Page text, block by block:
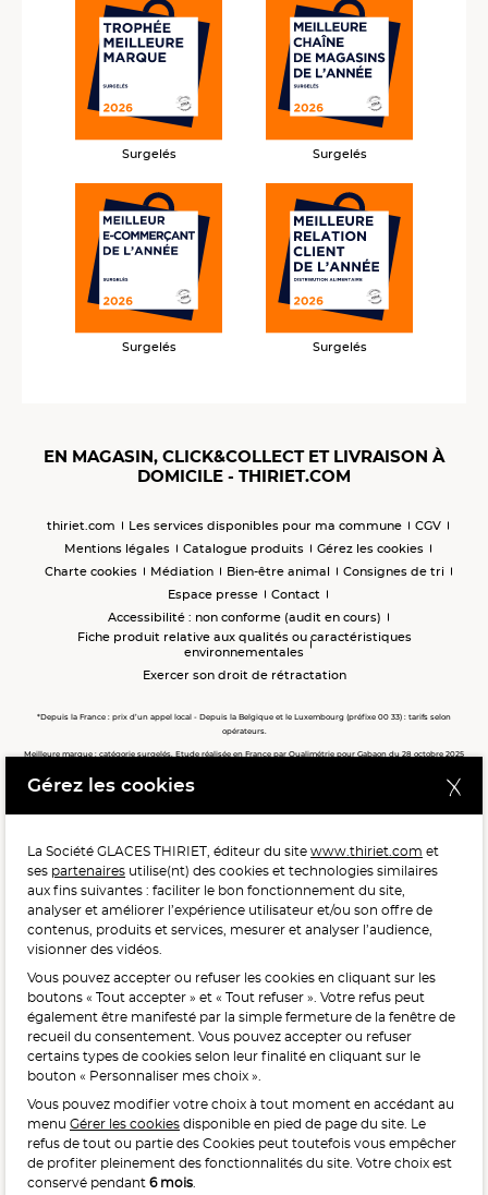
Surgelés Surgelés
Surgelés Surgelés
EN MAGASIN, CLICK&COLLECT ET LIVRAISON À
DOMICILE - THIRIET.COM
thiriet.com Les services disponibles pour ma commune
CGV
Mentions légales
Catalogue produits
Gérez les cookies
Charte cookies
Médiation Bien-être animal
Consignes de tri
Espace presse
Contact
Accessibilité : non conforme (audit en cours)
Fiche produit relative aux qualités ou caractéristiques
environnementales
Exercer son droit de rétractation
*Depuis la France : prix d’un appel local - Depuis la Belgique et le Luxembourg (préfixe 00 33) : tarifs selon
opérateurs.
Meilleure marque : catégorie surgelés. Etude réalisée en France par Qualimétrie pour Gabaon du 28 octobre 2025
Meilleure chaîne de magasins, Meilleur e-commerçant, Meilleure relation clients : catégorie surgelés. Étude
POUR VOTRE SANTÉ, MANGEZ AU MOINS CINQ FRUITS ET
LÉGUMES PAR JOUR.WWW.MANGERBOUGER.FR
L'abus d'alcool est dangereux pour la santé, à consommer
avec modération.
Interdiction de vente de boissons alcooliques
aux mineurs de moins de 18 ans
Gérez les cookies
La Société GLACES THIRIET, éditeur du site www.thiriet.com et
ses partenaires utilise(nt) des cookies et technologies similaires
aux fins suivantes : faciliter le bon fonctionnement du site,
analyser et améliorer l’expérience utilisateur et/ou son offre de
contenus, produits et services, mesurer et analyser l’audience,
visionner des vidéos.
Vous pouvez accepter ou refuser les cookies en cliquant sur les
boutons « Tout accepter » et « Tout refuser ». Votre refus peut
également être manifesté par la simple fermeture de la fenêtre de
recueil du consentement. Vous pouvez accepter ou refuser
certains types de cookies selon leur finalité en cliquant sur le
bouton « Personnaliser mes choix ».
Vous pouvez modifier votre choix à tout moment en accédant au
menu Gérer les cookies disponible en pied de page du site. Le
refus de tout ou partie des Cookies peut toutefois vous empêcher
de profiter pleinement des fonctionnalités du site. Votre choix est
conservé pendant 6 mois.